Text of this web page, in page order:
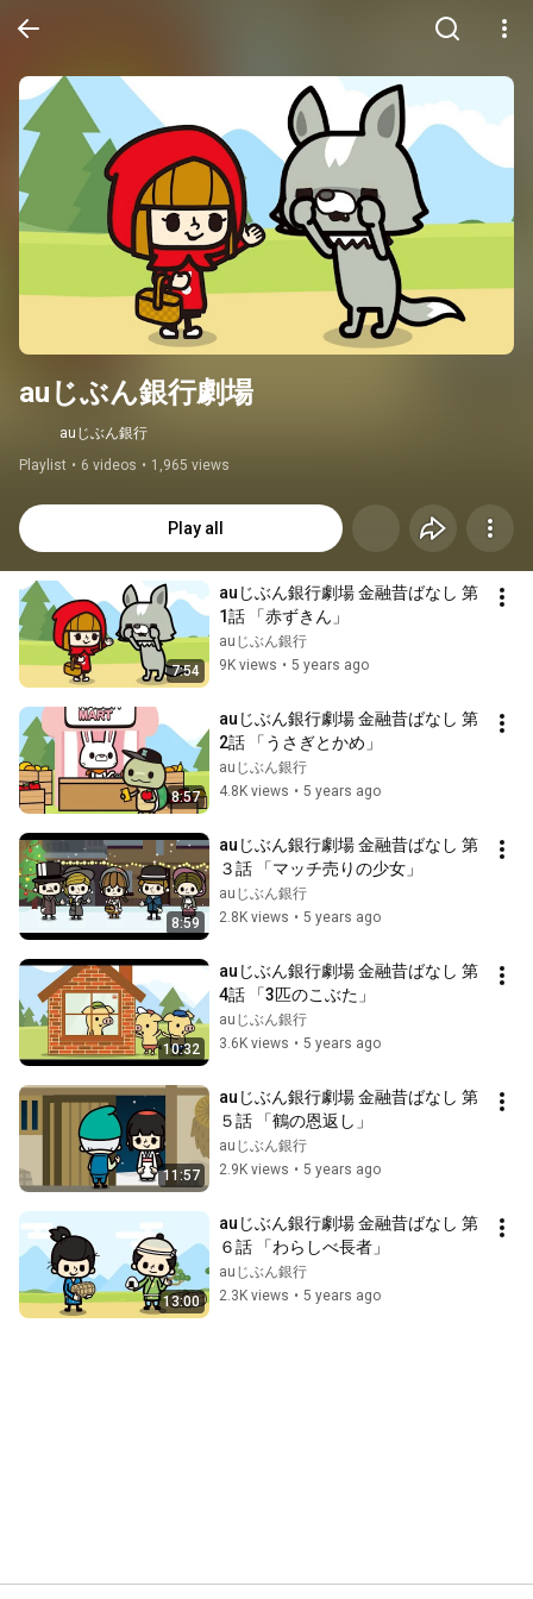
auじぶん銀行劇場
auじぶん銀行
Playlist • 6 videos • 1,965 views
Play all
7:54
auじぶん銀行劇場 金融昔ばなし 第
1話 「赤ずきん」
auじぶん銀行
9K views • 5 years ago
8:57
auじぶん銀行劇場 金融昔ばなし 第
2話 「うさぎとかめ」
auじぶん銀行
4.8K views • 5 years ago
8:59
auじぶん銀行劇場 金融昔ばなし 第
３話 「マッチ売りの少女」
auじぶん銀行
2.8K views • 5 years ago
10:32
auじぶん銀行劇場 金融昔ばなし 第
4話 「3匹のこぶた」
auじぶん銀行
3.6K views • 5 years ago
11:57
auじぶん銀行劇場 金融昔ばなし 第
５話 「鶴の恩返し」
auじぶん銀行
2.9K views • 5 years ago
13:00
auじぶん銀行劇場 金融昔ばなし 第
６話 「わらしべ長者」
auじぶん銀行
2.3K views • 5 years ago